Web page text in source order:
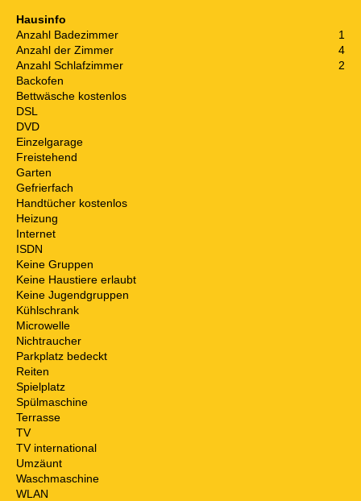
Hausinfo
Anzahl Badezimmer
1
Anzahl der Zimmer
4
Anzahl Schlafzimmer
2
Backofen
Bettwäsche kostenlos
DSL
DVD
Einzelgarage
Freistehend
Garten
Gefrierfach
Handtücher kostenlos
Heizung
Internet
ISDN
Keine Gruppen
Keine Haustiere erlaubt
Keine Jugendgruppen
Kühlschrank
Microwelle
Nichtraucher
Parkplatz bedeckt
Reiten
Spielplatz
Spülmaschine
Terrasse
TV
TV international
Umzäunt
Waschmaschine
WLAN